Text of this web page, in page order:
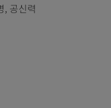
, 공신력